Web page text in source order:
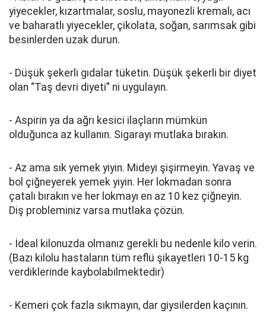
yiyecekler, kızartmalar, soslu, mayonezli kremalı, acı
ve baharatlı yiyecekler, çikolata, soğan, sarımsak gibi
besinlerden uzak durun.
- Düşük şekerli gıdalar tüketin. Düşük şekerli bir diyet
olan “Taş devri diyeti” ni uygulayın.
- Aspirin ya da ağrı kesici ilaçların mümkün
olduğunca az kullanın. Sigarayı mutlaka bırakın.
- Az ama sık yemek yiyin. Mideyi şişirmeyin. Yavaş ve
bol çiğneyerek yemek yiyin. Her lokmadan sonra
çatalı bırakın ve her lokmayı en az 10 kez çiğneyin.
Diş probleminiz varsa mutlaka çözün.
- İdeal kilonuzda olmanız gerekli bu nedenle kilo verin.
(Bazı kilolu hastaların tüm reflü şikayetleri 10-15 kg
verdiklerinde kaybolabilmektedir)
- Kemeri çok fazla sıkmayın, dar giysilerden kaçının.